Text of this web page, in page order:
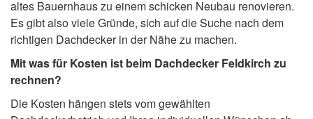
altes Bauernhaus zu einem schicken Neubau renovieren.
Es gibt also viele Gründe, sich auf die Suche nach dem
richtigen Dachdecker in der Nähe zu machen.
Mit was für Kosten ist beim Dachdecker Feldkirch zu
rechnen?
Die Kosten hängen stets vom gewählten